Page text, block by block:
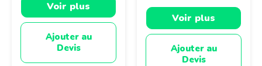
Voir plus
Ajouter au
Devis
Voir plus
Ajouter au
Devis